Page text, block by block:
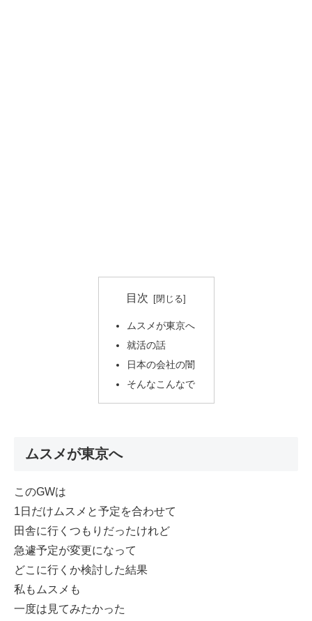
目次
ムスメが東京へ
就活の話
日本の会社の闇
そんなこんなで
ムスメが東京へ
このGWは
1日だけムスメと予定を合わせて
田舎に行くつもりだったけれど
急遽予定が変更になって
どこに行くか検討した結果
私もムスメも
一度は見てみたかった